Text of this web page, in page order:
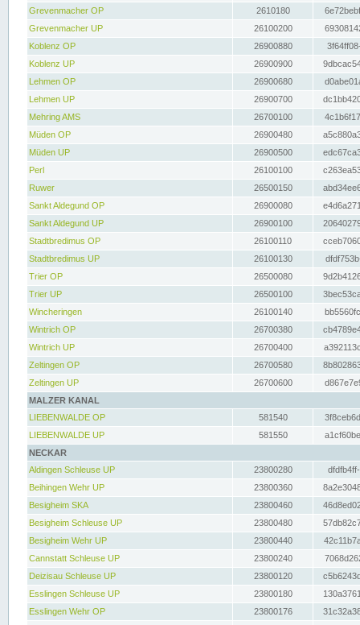
Grevenmacher OP
2610180
Grevenmacher UP
26100200
Koblenz OP
26900880
Koblenz UP
26900900
Lehmen OP
26900680
Lehmen UP
26900700
Mehring AMS
26700100
Müden OP
26900480
Müden UP
26900500
Perl
26100100
Ruwer
26500150
Sankt Aldegund OP
26900080
Sankt Aldegund UP
26900100
Stadtbredimus OP
26100110
Stadtbredimus UP
26100130
Trier OP
26500080
Trier UP
26500100
Wincheringen
26100140
Wintrich OP
26700380
Wintrich UP
26700400
Zeltingen OP
26700580
Zeltingen UP
26700600
MALZER KANAL
LIEBENWALDE OP
581540
LIEBENWALDE UP
581550
NECKAR
Aldingen Schleuse UP
23800280
Beihingen Wehr UP
23800360
Besigheim SKA
23800460
Besigheim Schleuse UP
23800480
Besigheim Wehr UP
23800440
Cannstatt Schleuse UP
23800240
Deizisau Schleuse UP
23800120
Esslingen Schleuse UP
23800180
Esslingen Wehr OP
23800176